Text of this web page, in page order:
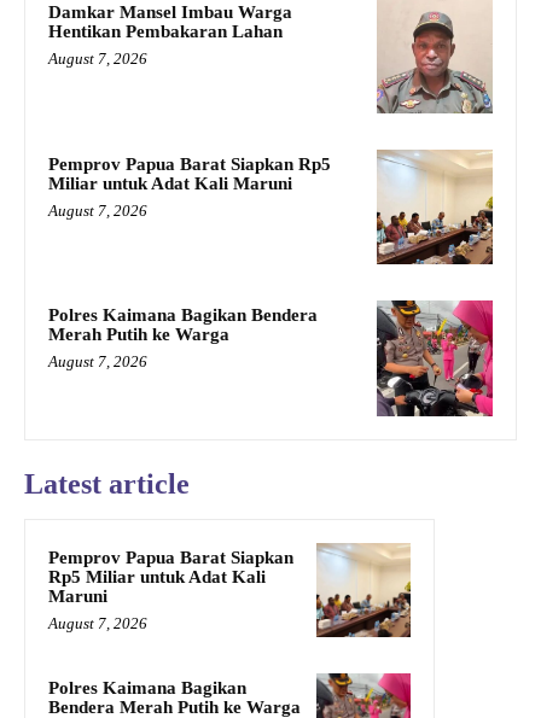
Damkar Mansel Imbau Warga
Hentikan Pembakaran Lahan
August 7, 2026
Pemprov Papua Barat Siapkan Rp5
Miliar untuk Adat Kali Maruni
August 7, 2026
Polres Kaimana Bagikan Bendera
Merah Putih ke Warga
August 7, 2026
Latest article
Pemprov Papua Barat Siapkan
Rp5 Miliar untuk Adat Kali
Maruni
August 7, 2026
Polres Kaimana Bagikan
Bendera Merah Putih ke Warga